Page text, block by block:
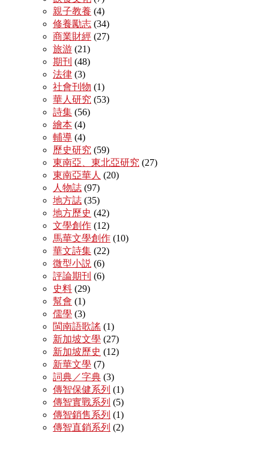
親子教養 (4)
修養勵志 (34)
商業財經 (27)
旅游 (21)
期刊 (48)
法律 (3)
社會刊物 (1)
華人研究 (53)
詩集 (56)
繪本 (4)
輔導 (4)
歷史研究 (59)
東南亞、東北亞研究 (27)
東南亞華人 (20)
人物誌 (97)
地方誌 (35)
地方歷史 (42)
文學創作 (12)
馬華文學創作 (10)
華文詩集 (22)
微型小説 (6)
評論期刊 (6)
史料 (29)
幫會 (1)
儒學 (3)
閩南語歌謠 (1)
新加坡文學 (27)
新加坡歷史 (12)
新華文學 (7)
詞典／字典 (3)
傳智保健系列 (1)
傳智實戰系列 (5)
傳智銷售系列 (1)
傳智直銷系列 (2)